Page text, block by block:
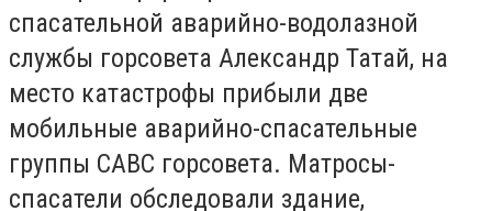
спасательной аварийно-водолазной
службы горсовета Александр Татай, на
место катастрофы прибыли две
мобильные аварийно-спасательные
группы САВС горсовета. Матросы-
спасатели обследовали здание,